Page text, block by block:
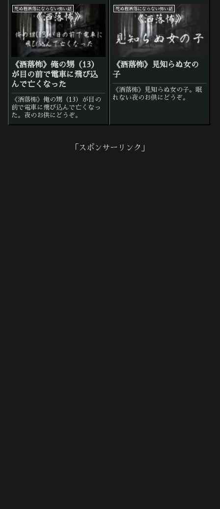
死ぬ程洒落にならない怖い話
《洒落怖》俺の甥（13）
が目の前で電車に飛び込
んで亡くなった
《洒落怖》俺の甥（13）が目の
前で電車に飛び込んで亡くなっ
た。夜のお供にどうぞ。
死ぬ程洒落にならない怖い話
《洒落怖》見知らぬ女の
子
《洒落怖》見知らぬ女の子。眠
れない夜のお供にどうぞ。
「スポンサーリンク」